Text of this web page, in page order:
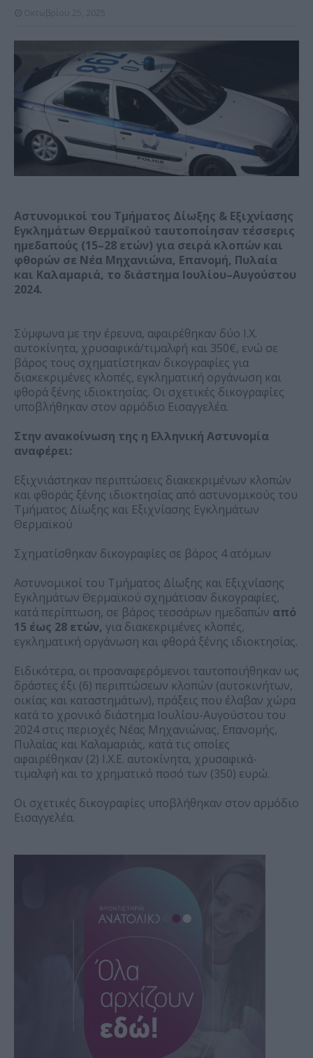
Αστυνομικοί του Τμήματος Δίωξης & Εξιχνίασης
Εγκλημάτων Θερμαϊκού ταυτοποίησαν τέσσερις
ημεδαπούς (15–28 ετών) για σειρά κλοπών και
φθορών σε Νέα Μηχανιώνα, Επανομή, Πυλαία
και Καλαμαριά, το διάστημα Ιουλίου–Αυγούστου
2024.
Σύμφωνα με την έρευνα, αφαιρέθηκαν δύο Ι.Χ.
αυτοκίνητα, χρυσαφικά/τιμαλφή και 350€, ενώ σε
βάρος τους σχηματίστηκαν δικογραφίες για
διακεκριμένες κλοπές, εγκληματική οργάνωση και
φθορά ξένης ιδιοκτησίας. Οι σχετικές δικογραφίες
υποβλήθηκαν στον αρμόδιο Εισαγγελέα.
Στην ανακοίνωση της η Ελληνική Αστυνομία
αναφέρει:
Εξιχνιάστηκαν περιπτώσεις διακεκριμένων κλοπών
και φθοράς ξένης ιδιοκτησίας από αστυνομικούς του
Τμήματος Δίωξης και Εξιχνίασης Εγκλημάτων
Θερμαϊκού
Σχηματίσθηκαν δικογραφίες σε βάρος 4 ατόμων
Αστυνομικοί του Τμήματος Δίωξης και Εξιχνίασης
Εγκλημάτων Θερμαϊκού σχημάτισαν δικογραφίες,
κατά περίπτωση, σε βάρος τεσσάρων ημεδαπών από
15 έως 28 ετών, για διακεκριμένες κλοπές,
εγκληματική οργάνωση και φθορά ξένης ιδιοκτησίας.
Ειδικότερα, οι προαναφερόμενοι ταυτοποιήθηκαν ως
δράστες έξι (6) περιπτώσεων κλοπών (αυτοκινήτων,
οικίας και καταστημάτων), πράξεις που έλαβαν χώρα
κατά το χρονικό διάστημα Ιουλίου-Αυγούστου του
2024 στις περιοχές Νέας Μηχανιώνας, Επανομής,
Πυλαίας και Καλαμαριάς, κατά τις οποίες
αφαιρέθηκαν (2) Ι.Χ.Ε. αυτοκίνητα, χρυσαφικά-
τιμαλφή και το χρηματικό ποσό των (350) ευρώ.
Οι σχετικές δικογραφίες υποβλήθηκαν στον αρμόδιο
Εισαγγελέα.